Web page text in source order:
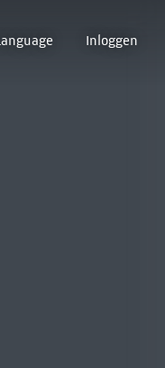
Inloggen